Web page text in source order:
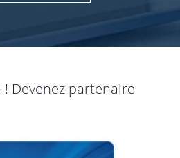
! Devenez partenaire